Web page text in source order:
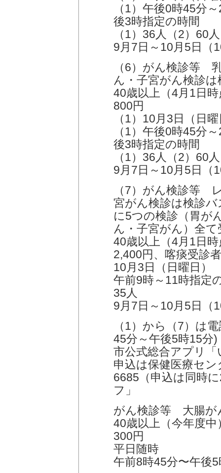
（1）午後0時45分
後3時指定の時間
（1）36人（2）60人
9月7日～10月5日（
（6）がん検診等
ん・子宮がん検診
40歳以上（4月1日
800円
（1）10月3日（日
（1）午後0時45分
後3時指定の時間
（1）36人（2）60人
9月7日～10月5日（
（7）がん検診等
宮がん検診は検診
に5つの検診（胃が
ん・子宮がん）全
40歳以上（4月1日
2,400円、喀痰受診
10月3日（日曜日）
午前9時～11時指定
35人
9月7日～10月5日（
（1）から（7）は
45分～午後5時15分)
市公式総合アプリ
申込は保健医療セ
6685（申込は同時
フ」
がん検診等 大腸が
40歳以上（今年度中
300円
平日随時
午前8時45分〜午後